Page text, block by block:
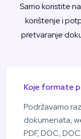
Samo koristite
korištenje i
pretvaranje
Koje formate
Podržavamo
dokumenata,
PDF, DOC,